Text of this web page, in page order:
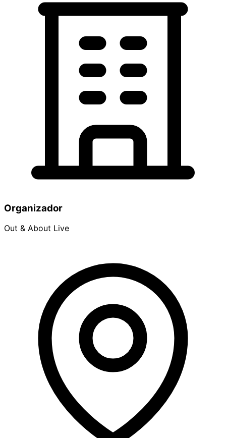
Organizador
Out & About Live